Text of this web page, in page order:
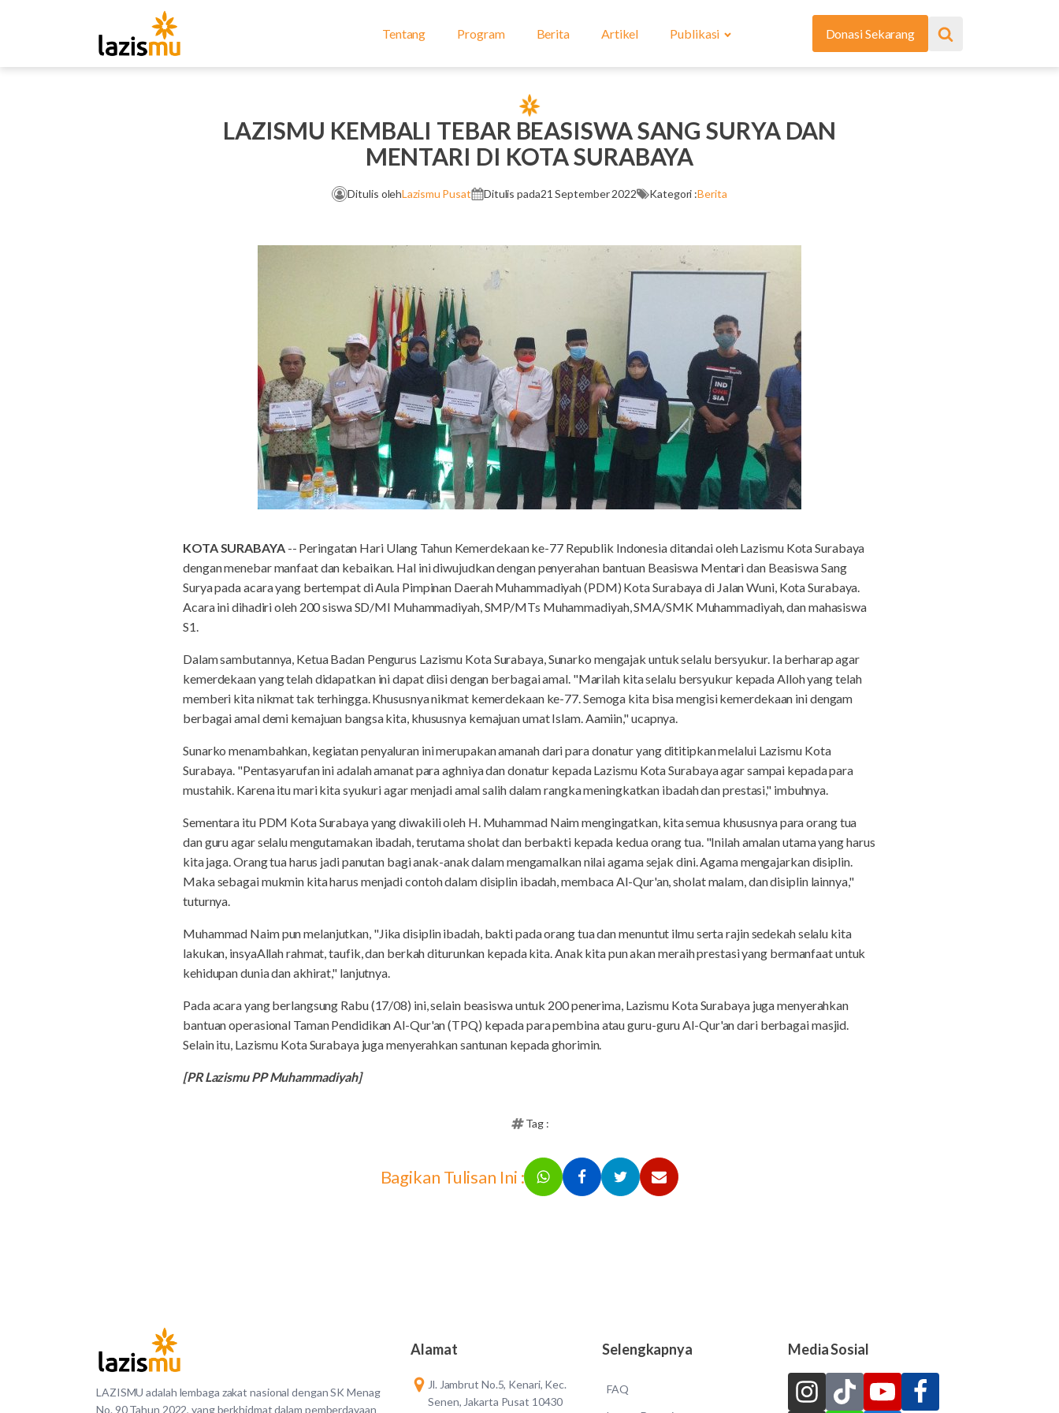
Tentang Program Berita Artikel Publikasi Donasi Sekarang
LAZISMU KEMBALI TEBAR BEASISWA SANG SURYA DAN
MENTARI DI KOTA SURABAYA
Ditulis olehLazismu Pusat Ditulis pada21 September 2022 Kategori :Berita
KOTA SURABAYA-- Peringatan Hari Ulang Tahun Kemerdekaan ke-77 Republik Indonesia ditandai oleh Lazismu Kota Surabaya
dengan menebar manfaat dan kebaikan. Hal ini diwujudkan dengan penyerahan bantuan Beasiswa Mentari dan Beasiswa Sang
Surya pada acara yang bertempat di Aula Pimpinan Daerah Muhammadiyah (PDM) Kota Surabaya di Jalan Wuni, Kota Surabaya.
Acara ini dihadiri oleh 200 siswa SD/MI Muhammadiyah, SMP/MTs Muhammadiyah, SMA/SMK Muhammadiyah, dan mahasiswa
S1.
Dalam sambutannya, Ketua Badan Pengurus Lazismu Kota Surabaya, Sunarko mengajak untuk selalu bersyukur. Ia berharap agar
kemerdekaan yang telah didapatkan ini dapat diisi dengan berbagai amal. "Marilah kita selalu bersyukur kepada Alloh yang telah
memberi kita nikmat tak terhingga. Khususnya nikmat kemerdekaan ke-77. Semoga kita bisa mengisi kemerdekaan ini dengam
berbagai amal demi kemajuan bangsa kita, khususnya kemajuan umat Islam. Aamiin," ucapnya.
Sunarko menambahkan, kegiatan penyaluran ini merupakan amanah dari para donatur yang dititipkan melalui Lazismu Kota
Surabaya. "Pentasyarufan ini adalah amanat para aghniya dan donatur kepada Lazismu Kota Surabaya agar sampai kepada para
mustahik. Karena itu mari kita syukuri agar menjadi amal salih dalam rangka meningkatkan ibadah dan prestasi," imbuhnya.
Sementara itu PDM Kota Surabaya yang diwakili oleh H. Muhammad Naim mengingatkan, kita semua khususnya para orang tua
dan guru agar selalu mengutamakan ibadah, terutama sholat dan berbakti kepada kedua orang tua. "Inilah amalan utama yang harus
kita jaga. Orang tua harus jadi panutan bagi anak-anak dalam mengamalkan nilai agama sejak dini. Agama mengajarkan disiplin.
Maka sebagai mukmin kita harus menjadi contoh dalam disiplin ibadah, membaca Al-Qur'an, sholat malam, dan disiplin lainnya,"
tuturnya.
Muhammad Naim pun melanjutkan, "Jika disiplin ibadah, bakti pada orang tua dan menuntut ilmu serta rajin sedekah selalu kita
lakukan, insyaAllah rahmat, taufik, dan berkah diturunkan kepada kita. Anak kita pun akan meraih prestasi yang bermanfaat untuk
kehidupan dunia dan akhirat," lanjutnya.
Pada acara yang berlangsung Rabu (17/08) ini, selain beasiswa untuk 200 penerima, Lazismu Kota Surabaya juga menyerahkan
bantuan operasional Taman Pendidikan Al-Qur'an (TPQ) kepada para pembina atau guru-guru Al-Qur'an dari berbagai masjid.
Selain itu, Lazismu Kota Surabaya juga menyerahkan santunan kepada ghorimin.
[PR Lazismu PP Muhammadiyah]
Tag :
Bagikan Tulisan Ini :
LAZISMU adalah lembaga zakat nasional dengan SK Menag
No. 90 Tahun 2022, yang berkhidmat dalam pemberdayaan
Alamat
Jl. Jambrut No.5, Kenari, Kec.
Senen, Jakarta Pusat 10430
Selengkapnya
FAQ
Media Sosial